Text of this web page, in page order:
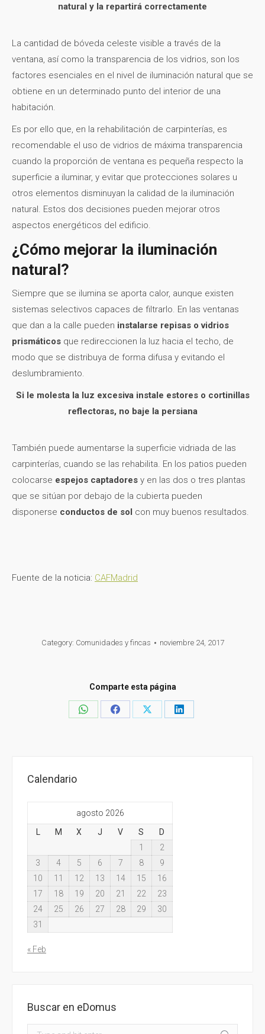
natural y la repartirá correctamente
La cantidad de bóveda celeste visible a través de la
ventana, así como la transparencia de los vidrios, son los
factores esenciales en el nivel de iluminación natural que se
obtiene en un determinado punto del interior de una
habitación.
Es por ello que, en la rehabilitación de carpinterías, es
recomendable el uso de vidrios de máxima transparencia
cuando la proporción de ventana es pequeña respecto la
superficie a iluminar, y evitar que protecciones solares u
otros elementos disminuyan la calidad de la iluminación
natural. Estos dos decisiones pueden mejorar otros
aspectos energéticos del edificio.
¿Cómo mejorar la iluminación
natural?
Siempre que se ilumina se aporta calor, aunque existen
sistemas selectivos capaces de filtrarlo. En las ventanas
que dan a la calle pueden instalarse repisas o vidrios
prismáticos que redireccionen la luz hacia el techo, de
modo que se distribuya de forma difusa y evitando el
deslumbramiento.
Si le molesta la luz excesiva instale estores o cortinillas
reflectoras, no baje la persiana
También puede aumentarse la superficie vidriada de las
carpinterías, cuando se las rehabilita. En los patios pueden
colocarse espejos captadores y en las dos o tres plantas
que se sitúan por debajo de la cubierta pueden
disponerse conductos de sol con muy buenos resultados.
Fuente de la noticia: CAFMadrid
Category: Comunidades y fincas noviembre 24, 2017
Comparte esta página
Share
Share
Share
Share
Calendario
agosto 2026
M X J V S
D
1
2
3
4 5 6 7 8
9
10
11 12 13 14 15
16
17
18 19 20 21 22
23
24
25 26 27 28 29
30
31
« Feb
Buscar en eDomus
Search: